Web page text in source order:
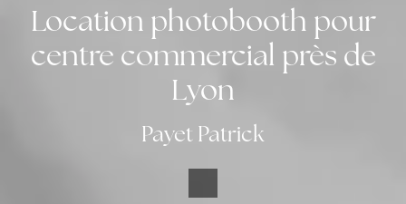
Location photobooth pour
centre commercial près de
Lyon
Payet Patrick